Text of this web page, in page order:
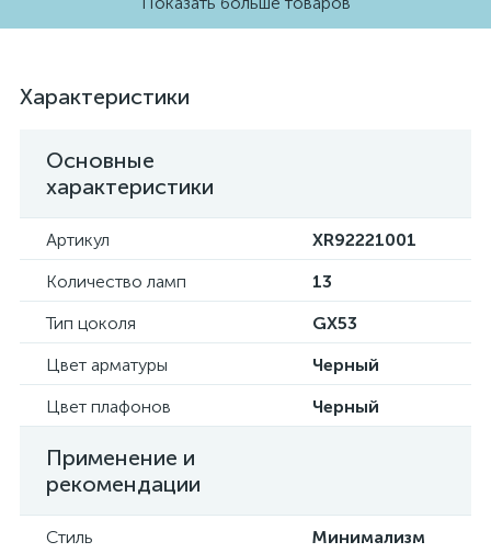
Характеристики
Основные
характеристики
Артикул
XR92221001
Количество ламп
13
Тип цоколя
GX53
Цвет арматуры
Черный
Цвет плафонов
Черный
Применение и
рекомендации
Стиль
Минимализм